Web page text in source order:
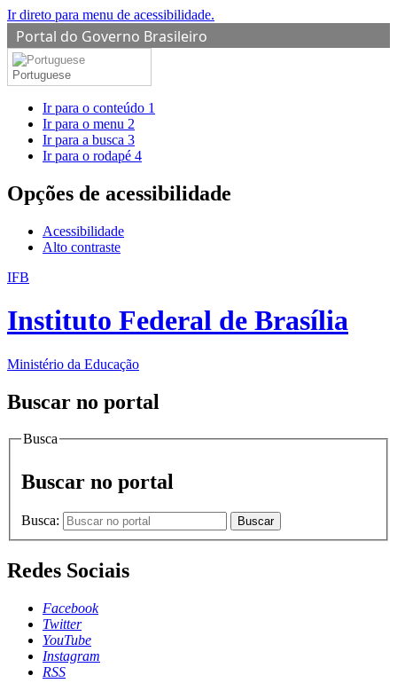
Ir direto para menu de acessibilidade.
Portal do Governo Brasileiro
Portuguese
Ir para o conteúdo 1
Ir para o menu 2
Ir para a busca 3
Ir para o rodapé 4
Opções de acessibilidade
Acessibilidade
Alto contraste
IFB
Instituto Federal de Brasília
Ministério da Educação
Buscar no portal
Busca
Buscar no portal
Busca: Buscar
Redes Sociais
Facebook
Twitter
YouTube
Instagram
RSS